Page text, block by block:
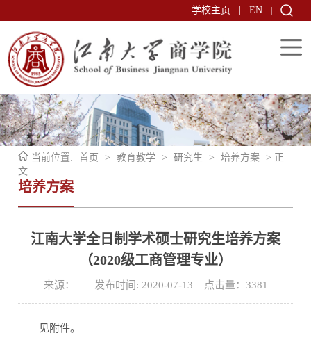
学校主页 EN
当前位置: 首页 > 教育教学 > 研究生 > 培养方案 > 正
文
培养方案
江南大学全日制学术硕士研究生培养方案
（2020级工商管理专业）
来源： 发布时间: 2020-07-13 点击量： 3381
见附件。